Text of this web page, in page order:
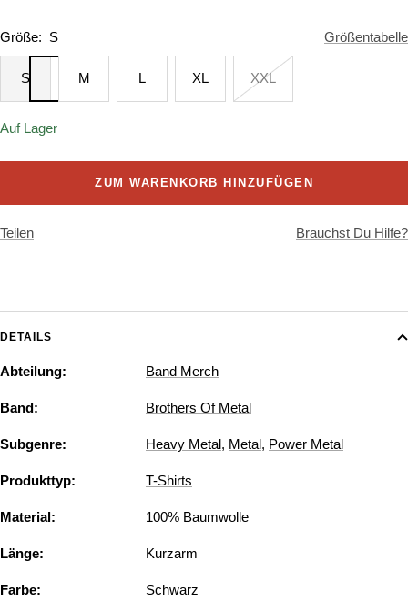
Größe: S Größentabelle
S M L XL XXL
Auf Lager
ZUM WARENKORB HINZUFÜGEN
Teilen Brauchst Du Hilfe?
DETAILS
Abteilung: Band Merch
Band: Brothers Of Metal
Subgenre: Heavy Metal, Metal, Power Metal
Produkttyp: T-Shirts
Material: 100% Baumwolle
Länge: Kurzarm
Farbe: Schwarz